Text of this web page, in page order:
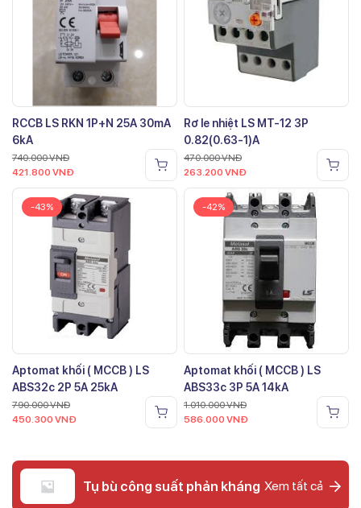
RCCB LS RKN 1P+N 25A 30mA
6kA
740.000VNĐ
421.800 VNĐ
Rơ le nhiệt LS MT-12 3P
0.82(0.63-1)A
470.000VNĐ
263.200 VNĐ
-43%
Aptomat khối ( MCCB ) LS
ABS32c 2P 5A 25kA
790.000VNĐ
450.300 VNĐ
-42%
Aptomat khối ( MCCB ) LS
ABS33c 3P 5A 14kA
1.010.000VNĐ
586.000 VNĐ
Tụ bù công suất phản kháng Xem tất cả